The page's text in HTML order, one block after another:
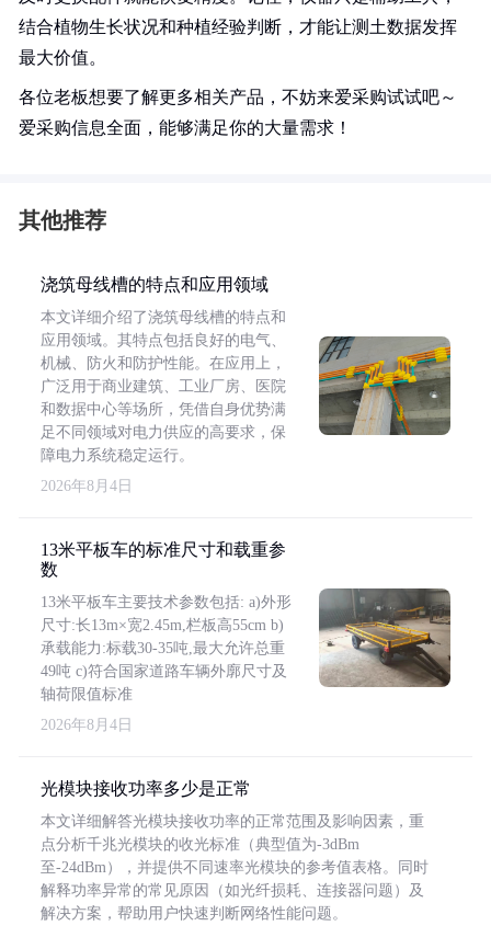
结合植物生长状况和种植经验判断，才能让测土数据发挥
最大价值。
各位老板想要了解更多相关产品，不妨来爱采购试试吧～
爱采购信息全面，能够满足你的大量需求！
其他推荐
浇筑母线槽的特点和应用领域
本文详细介绍了浇筑母线槽的特点和
应用领域。其特点包括良好的电气、
机械、防火和防护性能。在应用上，
广泛用于商业建筑、工业厂房、医院
和数据中心等场所，凭借自身优势满
足不同领域对电力供应的高要求，保
障电力系统稳定运行。
2026年8月4日
13米平板车的标准尺寸和载重参
数
13米平板车主要技术参数包括: a)外形
尺寸:长13m×宽2.45m,栏板高55cm b)
承载能力:标载30-35吨,最大允许总重
49吨 c)符合国家道路车辆外廓尺寸及
轴荷限值标准
2026年8月4日
光模块接收功率多少是正常
本文详细解答光模块接收功率的正常范围及影响因素，重
点分析千兆光模块的收光标准（典型值为-3dBm
至-24dBm），并提供不同速率光模块的参考值表格。同时
解释功率异常的常见原因（如光纤损耗、连接器问题）及
解决方案，帮助用户快速判断网络性能问题。